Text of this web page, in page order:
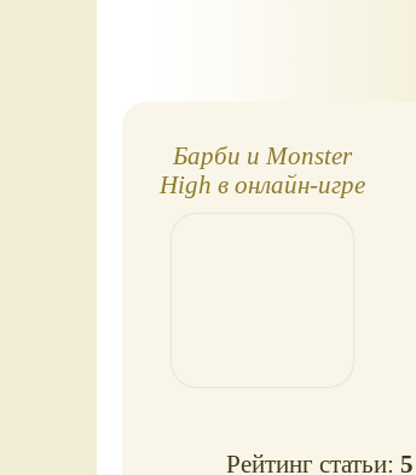
Барби и Monster
High в онлайн-игре
Рейтинг статьи:5